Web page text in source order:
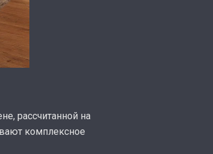
рассчитанной на
комплексное